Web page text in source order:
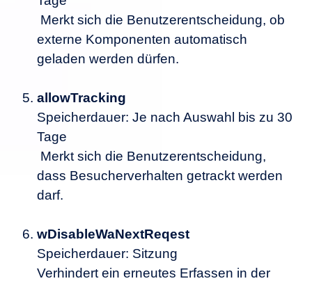
Merkt sich die Benutzerentscheidung, ob
externe Komponenten automatisch
geladen werden dürfen.
allowTracking
Speicherdauer: Je nach Auswahl bis zu 30
Tage
Merkt sich die Benutzerentscheidung,
dass Besucherverhalten getrackt werden
darf.
wDisableWaNextReqest
Speicherdauer: Sitzung
Verhindert ein erneutes Erfassen in der